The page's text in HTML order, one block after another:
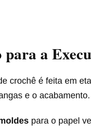
para a
crochê é feita em
e o
para o papel